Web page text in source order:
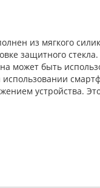
из мягкого
защитного
может быть
устройства.